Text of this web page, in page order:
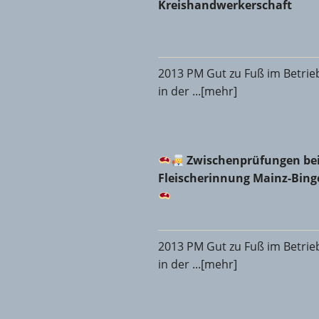
Kreishandwerkerschaft
2013 PM Gut zu Fuß im
in der ...[mehr]
Zwischenprüfungen bei
Zwischenprüfungen
Fleischerinnung Mainz-
2013 PM Gut zu Fuß im
in der ...[mehr]